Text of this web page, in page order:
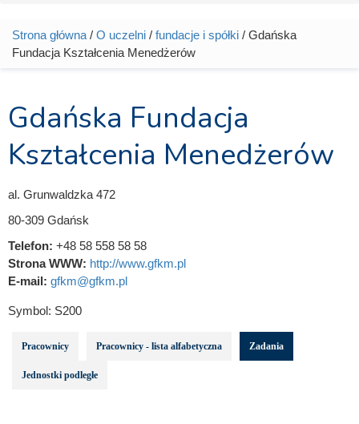
Jesteś tutaj
Strona główna / O uczelni / fundacje i spółki / Gdańska
Fundacja Kształcenia Menedżerów
Gdańska Fundacja
Kształcenia Menedżerów
al. Grunwaldzka 472
80-309 Gdańsk
Telefon: +48 58 558 58 58
Strona WWW: http://www.gfkm.pl
E-mail: gfkm@gfkm.pl
Symbol: S200
Pracownicy Pracownicy - lista alfabetyczna Zadania
Jednostki podległe